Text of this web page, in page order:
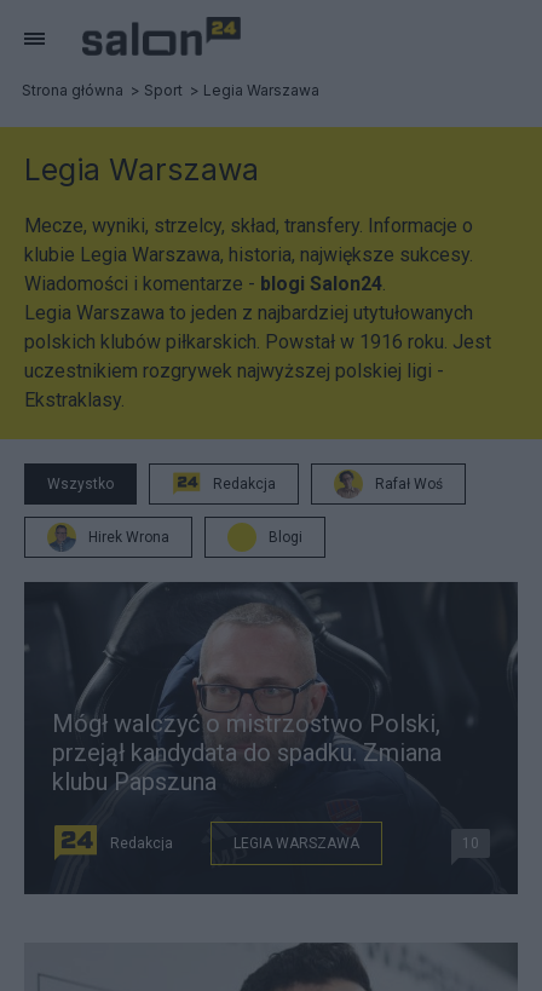
Strona główna Sport Legia Warszawa
Legia Warszawa
Mecze, wyniki, strzelcy, skład, transfery. Informacje o
klubie Legia Warszawa, historia, największe sukcesy.
Wiadomości i komentarze - blogi Salon24.
Legia Warszawa to jeden z najbardziej utytułowanych
polskich klubów piłkarskich. Powstał w 1916 roku. Jest
uczestnikiem rozgrywek najwyższej polskiej ligi -
Ekstraklasy.
Wszystko Redakcja Rafał Woś
Hirek Wrona Blogi
Mógł walczyć o mistrzostwo Polski,
przejął kandydata do spadku. Zmiana
klubu Papszuna
Redakcja LEGIA WARSZAWA 10